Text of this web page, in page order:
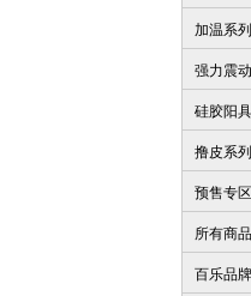
加温系列
强力震动
硅胶阳具
撸皮系列
预售专区
所有商品
百乐品牌